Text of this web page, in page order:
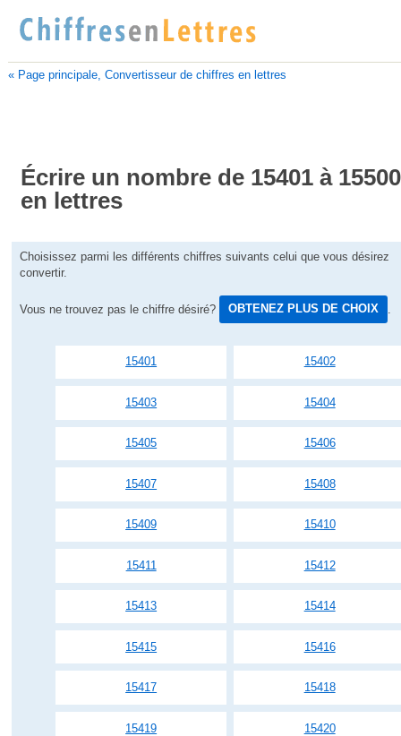
« Page principale, Convertisseur de chiffres en lettres
Écrire un nombre de 15401 à 15500
en lettres
Choisissez parmi les différents chiffres suivants celui que vous désirez
convertir.
Vous ne trouvez pas le chiffre désiré? OBTENEZ PLUS DE CHOIX
15401 15402
15403 15404
15405 15406
15407 15408
15409 15410
15411 15412
15413 15414
15415 15416
15417 15418
15419 15420